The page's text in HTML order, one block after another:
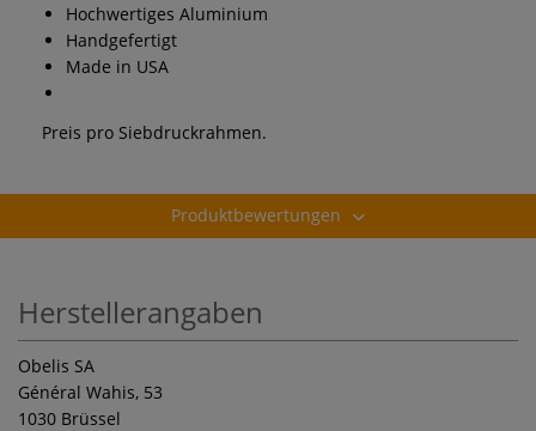
Hochwertiges Aluminium
Handgefertigt
Made in USA
Preis pro Siebdruckrahmen.
Produktbewertungen
Herstellerangaben
Obelis SA
Général Wahis, 53
1030 Brüssel